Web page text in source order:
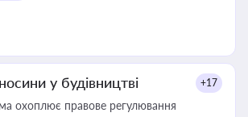
у будівництві +17
охоплює правове регулювання